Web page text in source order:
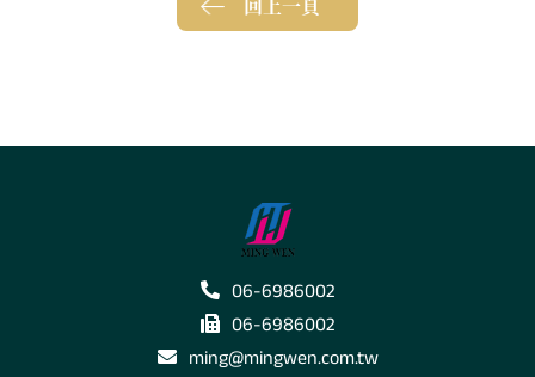
回上一頁
06-6986002
06-6986002
ming@mingwen.com.tw